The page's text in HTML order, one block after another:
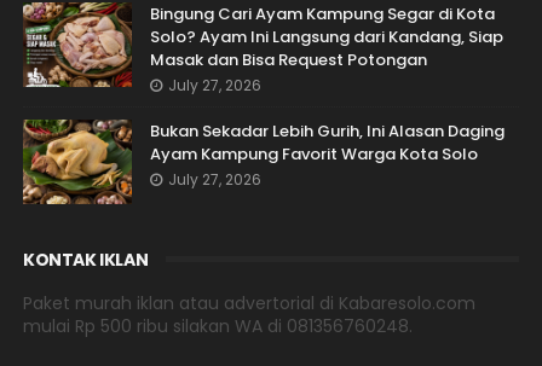
Bingung Cari Ayam Kampung Segar di Kota
Solo? Ayam Ini Langsung dari Kandang, Siap
Masak dan Bisa Request Potongan
July 27, 2026
Bukan Sekadar Lebih Gurih, Ini Alasan Daging
Ayam Kampung Favorit Warga Kota Solo
July 27, 2026
KONTAK IKLAN
Paket murah iklan atau advertorial di Kabaresolo.com
mulai Rp 500 ribu silakan WA di 081356760248.